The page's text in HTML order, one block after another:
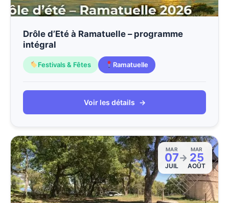
Drôle d’Eté à Ramatuelle – programme
intégral
Festivals & Fêtes Ramatuelle
Voir les détails →
MAR
07
JUIL
→
MAR
25
AOÛT